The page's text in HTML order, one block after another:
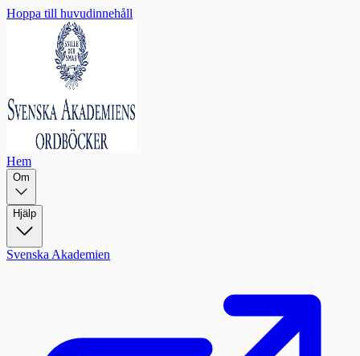
Hoppa till huvudinnehåll
Hem
Om
Hjälp
Svenska Akademien